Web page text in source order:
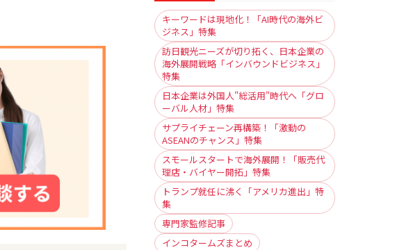
キーワードは現地化！「AI時代の海外ビ
ジネス」特集
訪日観光ニーズが切り拓く、日本企業の
海外展開戦略「インバウンドビジネス」
特集
日本企業は外国人"総活用"時代へ「グロ
ーバル人材」特集
サプライチェーン再構築！「激動の
ASEANのチャンス」特集
スモールスタートで海外展開！「販売代
理店・バイヤー開拓」特集
トランプ就任に沸く「アメリカ進出」特
集
専門家監修記事
インコタームズまとめ